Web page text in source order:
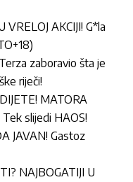
AKCIJI! G*la
zaboravio šta je
riječi!
MATORA
slijedi HAOS!
JAVAN! Gastoz
NAJBOGATIJI U